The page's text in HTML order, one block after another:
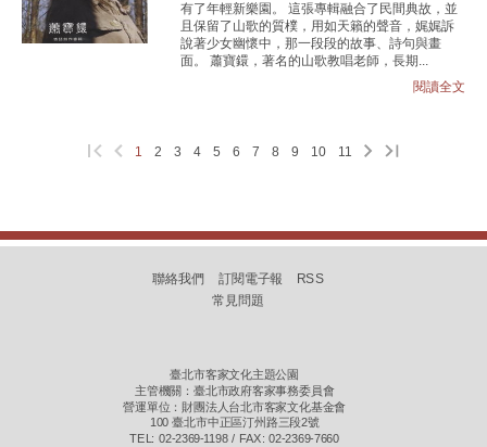
有了年輕新樂園。 這張專輯融合了民間典故，並
且保留了山歌的質樸，用如天籟的聲音，娓娓訴
說著少女幽懷中，那一段段的故事、詩句與畫
面。 蕭寶鐶，著名的山歌教唱老師，長期...
閱讀全文
1 2 3 4 5 6 7 8 9 10 11
聯絡我們 訂閱電子報
RSS
常見問題
臺北市客家文化主題公園
主管機關：臺北市政府客家事務委員會
營運單位：財團法人台北市客家文化基金會
100 臺北市中正區汀州路三段2號
TEL: 02-2369-1198 / FAX: 02-2369-7660